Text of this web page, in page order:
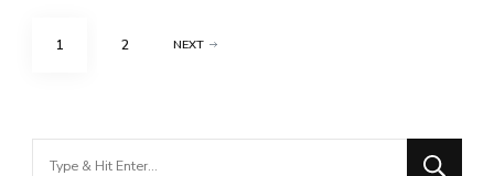
Paginación
PAGE
1 PAGE
2 NEXT